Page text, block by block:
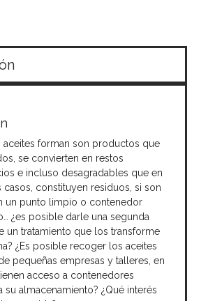
aceites forman son productos que
se convierten en restos
e incluso desagradables que en
constituyen residuos, si son
un punto limpio o contenedor
¿es posible darle una segunda
un tratamiento que los transforme
¿Es posible recoger los aceites
pequeñas empresas y talleres, en
acceso a contenedores
su almacenamiento? ¿Qué interés